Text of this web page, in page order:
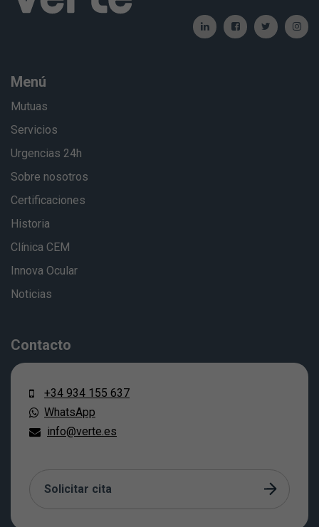
Menú
Mutuas
Servicios
Urgencias 24h
Sobre nosotros
Certificaciones
Historia
Clínica CEM
Innova Ocular
Noticias
Contacto
+34 934 155 637
WhatsApp
info@verte.es
Solicitar cita